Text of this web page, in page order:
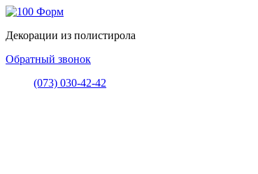
Декорации из полистирола
Обратный звонок
(073) 030-42-42